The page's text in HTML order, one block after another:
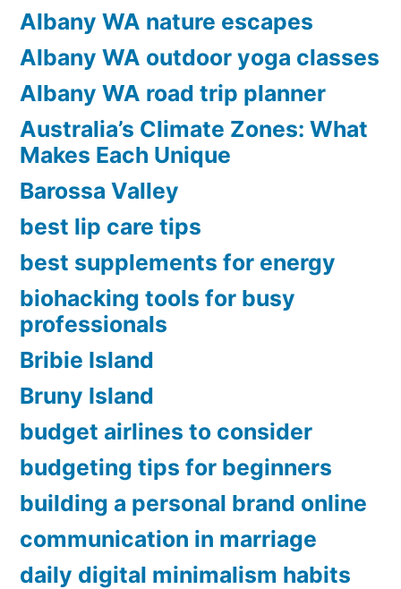
ยี่ห้อ
ไหน
ดี
ใช้
ทนทาน
ราคา
Albany WA nature escapes
Albany WA outdoor yoga classes
Albany WA road trip planner
Australia’s Climate Zones: What
Makes Each Unique
Barossa Valley
best lip care tips
best supplements for energy
biohacking tools for busy
professionals
Bribie Island
Bruny Island
budget airlines to consider
budgeting tips for beginners
building a personal brand online
communication in marriage
daily digital minimalism habits